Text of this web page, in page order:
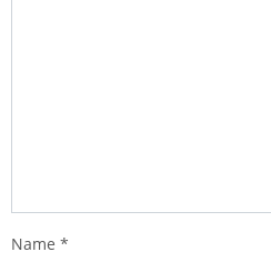
Name *